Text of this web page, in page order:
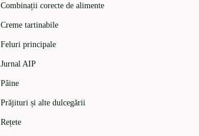
Combinații corecte de alimente
Creme tartinabile
Feluri principale
Jurnal AIP
Pâine
Prăjituri și alte dulcegării
Rețete